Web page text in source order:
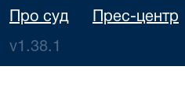
Про суд Прес-центр
v1.38.1